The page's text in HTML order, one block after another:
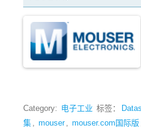
Category: 电子工业 标签：
集 , mouser , mouser.com国际版